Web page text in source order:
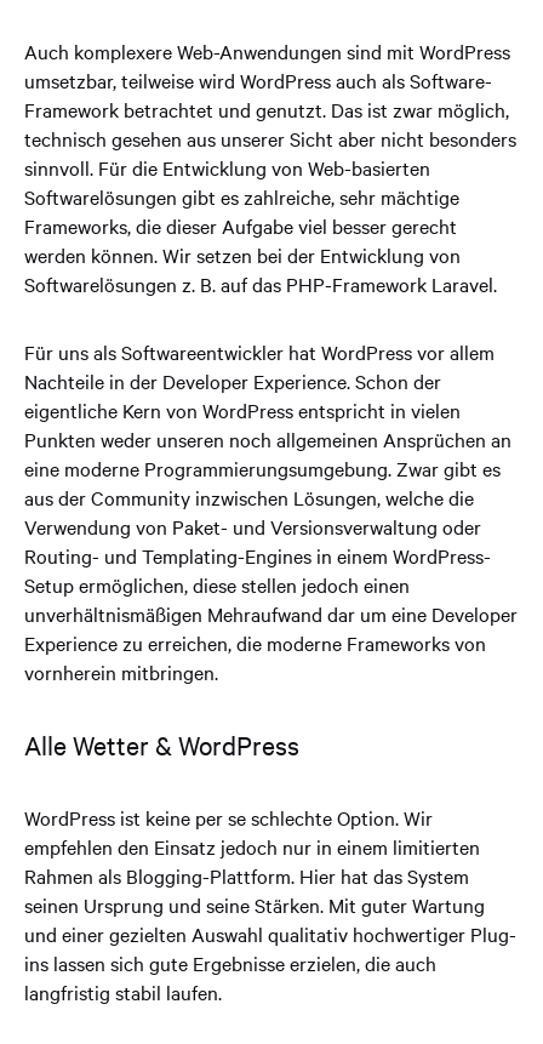
Auch komplexere Web-Anwendungen sind mit WordPress
umsetzbar, teilweise wird WordPress auch als Software-
Framework betrachtet und genutzt. Das ist zwar möglich,
technisch gesehen aus unserer Sicht aber nicht besonders
sinnvoll. Für die Entwicklung von Web-basierten
Softwarelösungen gibt es zahlreiche, sehr mächtige
Frameworks, die dieser Aufgabe viel besser gerecht
werden können. Wir setzen bei der Entwicklung von
Softwarelösungen z. B. auf das PHP-Framework Laravel.
Für uns als Softwareentwickler hat WordPress vor allem
Nachteile in der Developer Experience. Schon der
eigentliche Kern von WordPress entspricht in vielen
Punkten weder unseren noch allgemeinen Ansprüchen an
eine moderne Programmierungsumgebung. Zwar gibt es
aus der Community inzwischen Lösungen, welche die
Verwendung von Paket- und Versionsverwaltung oder
Routing- und Templating-Engines in einem WordPress-
Setup ermöglichen, diese stellen jedoch einen
unverhältnismäßigen Mehraufwand dar um eine Developer
Experience zu erreichen, die moderne Frameworks von
vornherein mitbringen.
Alle Wetter & WordPress
WordPress ist keine per se schlechte Option. Wir
empfehlen den Einsatz jedoch nur in einem limitierten
Rahmen als Blogging-Plattform. Hier hat das System
seinen Ursprung und seine Stärken. Mit guter Wartung
und einer gezielten Auswahl qualitativ hochwertiger Plug-
ins lassen sich gute Ergebnisse erzielen, die auch
langfristig stabil laufen.